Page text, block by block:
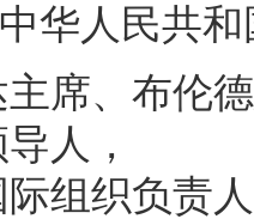
中华人民共
席、布伦
人，
组织负责